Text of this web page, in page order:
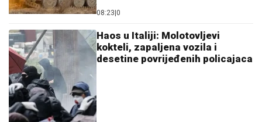
08:23 0
Haos u Italiji: Molotovljevi
kokteli, zapaljena vozila i
desetine povrijeđenih policajaca